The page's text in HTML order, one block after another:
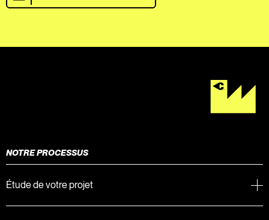
NOTRE PROCESSUS
Étude de votre projet